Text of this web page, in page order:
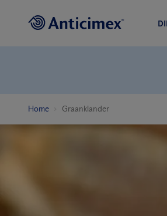
Home Graanklander